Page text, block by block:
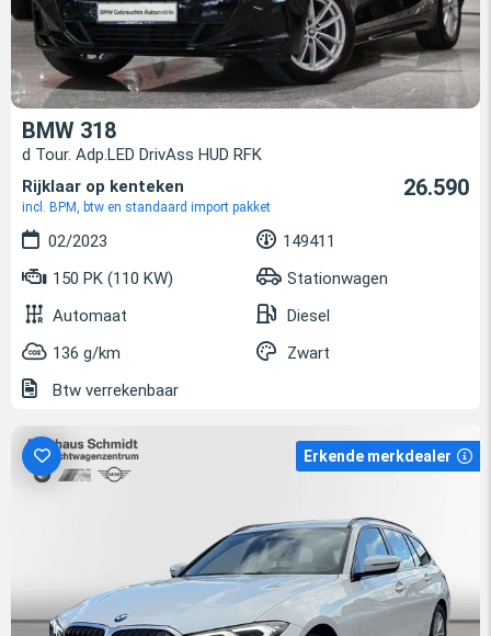
BMW 318
d Tour. Adp.LED DrivAss HUD RFK
Rijklaar op kenteken
incl. BPM, btw en standaard import pakket
26.590
02/2023
149411
150 PK (110 KW)
Stationwagen
Automaat
Diesel
136 g/km
Zwart
Btw verrekenbaar
Erkende merkdealer